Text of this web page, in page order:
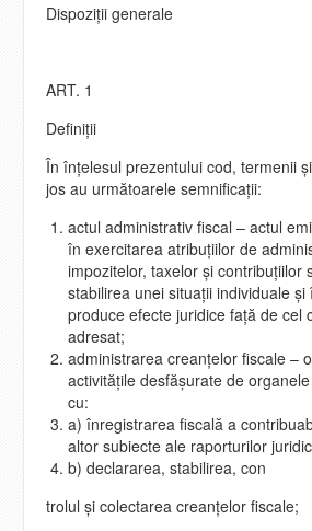
Dispoziţii generale
ART. 1
Definiţii
În înţelesul prezentului cod, termenii
jos au următoarele semnificaţii:
actul administrativ fiscal – actul
în exercitarea atribuţiilor de
impozitelor, taxelor şi contribuţiilor
stabilirea unei situaţii individuale şi
produce efecte juridice faţă de cel
adresat;
administrarea creanţelor fiscale –
activităţile desfăşurate de
cu:
a) înregistrarea fiscală a
altor subiecte ale raporturilor
b) declararea, stabilirea, con
trolul şi colectarea creanţelor fiscale;